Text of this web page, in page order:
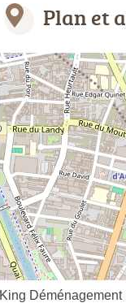
Plan et
King Déménagement